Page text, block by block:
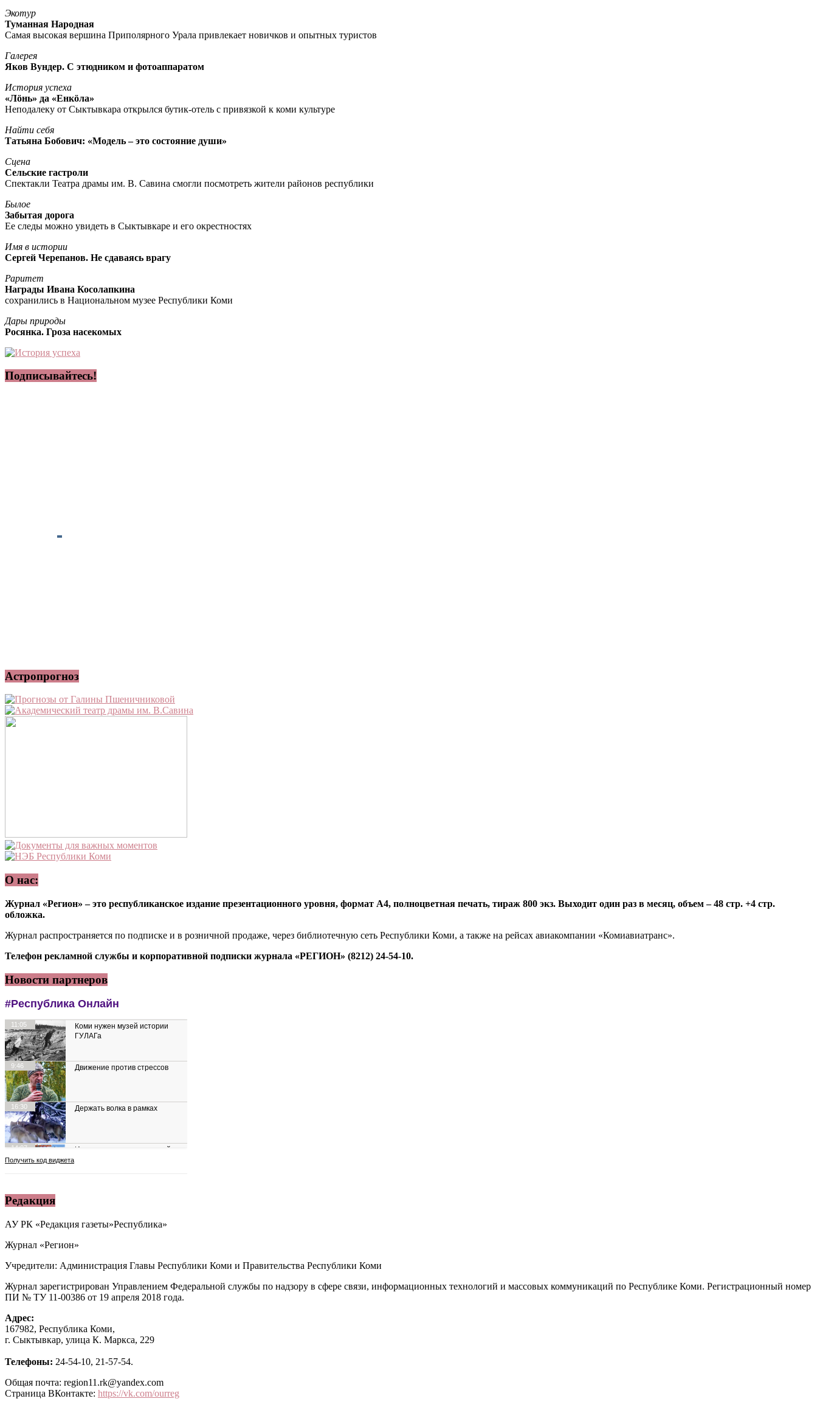
Экотур
Туманная Народная
Самая высокая вершина Приполярного Урала привлекает новичков и опытных туристов
Галерея
Яков Вундер. С этюдником и фотоаппаратом
История успеха
«Лöнь» да «Енкöла»
Неподалеку от Сыктывкара открылся бутик-отель с привязкой к коми культуре
Найти себя
Татьяна Бобович: «Модель – это состояние души»
Сцена
Сельские гастроли
Спектакли Театра драмы им. В. Савина смогли посмотреть жители районов республики
Былое
Забытая дорога
Ее следы можно увидеть в Сыктывкаре и его окрестностях
Имя в истории
Сергей Черепанов. Не сдаваясь врагу
Раритет
Награды Ивана Косолапкина
сохранились в Национальном музее Республики Коми
Дары природы
Росянка. Гроза насекомых
Подписывайтесь!
Астропрогноз
О нас:
Журнал «Регион» – это республиканское издание презентационного уровня, формат А4, полноцветная печать, тираж 800 экз. Выходит один раз в месяц, объем – 48 стр. +4 стр.
обложка.
Журнал распространяется по подписке и в розничной продаже, через библиотечную сеть Республики Коми, а также на рейсах авиакомпании «Комиавиатранс».
Телефон рекламной службы и корпоративной подписки журнала «РЕГИОН» (8212) 24-54-10.
Новости партнеров
Редакция
АУ РК «Редакция газеты»Республика»
Журнал «Регион»
Учредители: Администрация Главы Республики Коми и Правительства Республики Коми
Журнал зарегистрирован Управлением Федеральной службы по надзору в сфере связи, информационных технологий и массовых коммуникаций по Республике Коми. Регистрационный номер
ПИ № ТУ 11-00386 от 19 апреля 2018 года.
Адрес:
167982, Республика Коми,
г. Сыктывкар, улица К. Маркса, 229
Телефоны: 24-54-10, 21-57-54.
Общая почта: region11.rk@yandex.com
Страница ВКонтакте: https://vk.com/ourreg